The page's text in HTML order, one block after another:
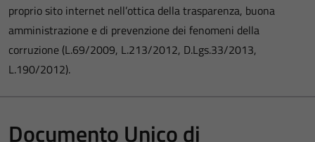
proprio sito internet nell’ottica della trasparenza, buona
amministrazione e di prevenzione dei fenomeni della
corruzione (L.69/2009, L.213/2012, D.Lgs.33/2013,
L.190/2012).
Documento Unico di